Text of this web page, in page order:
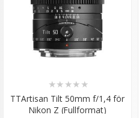
TTArtisan Tilt 50mm f/1,4 för
Nikon Z (Fullformat)
★★ ★★ ★